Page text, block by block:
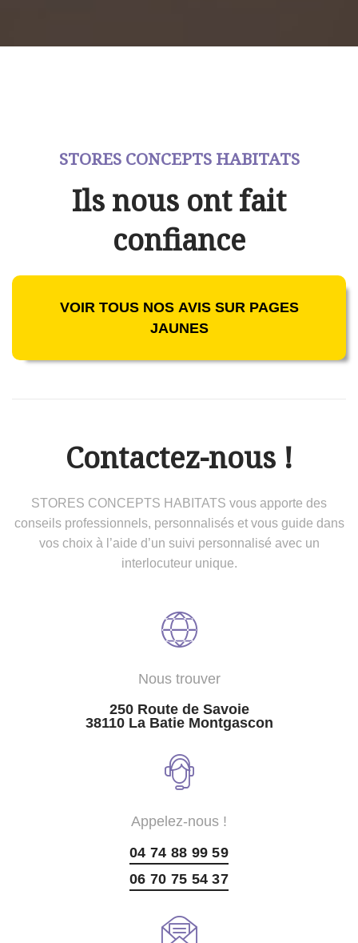
STORES CONCEPTS HABITATS
Ils nous ont fait
confiance
VOIR TOUS NOS AVIS SUR PAGES
JAUNES
Contactez-nous !
STORES CONCEPTS HABITATS vous apporte des
conseils professionnels, personnalisés et vous guide dans
vos choix à l’aide d’un suivi personnalisé avec un
interlocuteur unique.
Nous trouver
250 Route de Savoie
38110 La Batie Montgascon
Appelez-nous !
04 74 88 99 59
06 70 75 54 37